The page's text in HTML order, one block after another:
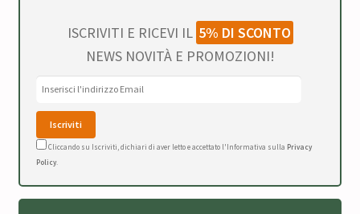
ISCRIVITI E RICEVI IL 5% DI SCONTO
NEWS NOVITÀ E PROMOZIONI!
Cliccando su Iscriviti, dichiari di aver letto e accettato l'Informativa sulla Privacy
Policy.